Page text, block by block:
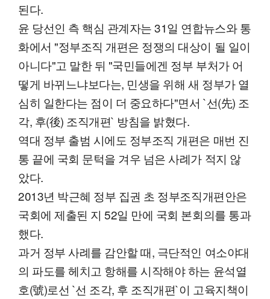
된다.
윤 당선인 측 핵심 관계자는 31일 연합뉴스와 통
화에서 "정부조직 개편은 정쟁의 대상이 될 일이
아니다"고 말한 뒤 "국민들에겐 정부 부처가 어
떻게 바뀌느냐보다는, 민생을 위해 새 정부가 열
심히 일한다는 점이 더 중요하다"면서 `선(先) 조
각, 후(後) 조직개편` 방침을 밝혔다.
역대 정부 출범 시에도 정부조직 개편은 매번 진
통 끝에 국회 문턱을 겨우 넘은 사례가 적지 않
았다.
2013년 박근혜 정부 집권 초 정부조직개편안은
국회에 제출된 지 52일 만에 국회 본회의를 통과
했다.
과거 정부 사례를 감안할 때, 극단적인 여소야대
의 파도를 헤치고 항해를 시작해야 하는 윤석열
호(號)로선 `선 조각, 후 조직개편`이 고육지책이